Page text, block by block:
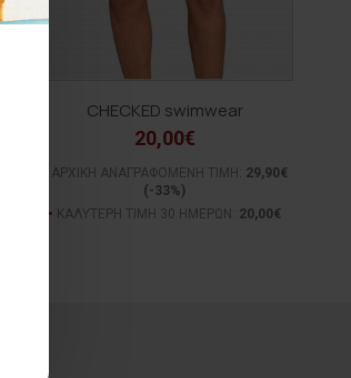
CHECKED swimwear
20,00€
ΑΡΧΙΚΗ ΑΝΑΓΡΑΦΟΜΕΝΗ ΤΙΜΗ:
29,90€
(-33%)
ΚΑΛΥΤΕΡΗ ΤΙΜΗ 30 ΗΜΕΡΩΝ:
20,00€